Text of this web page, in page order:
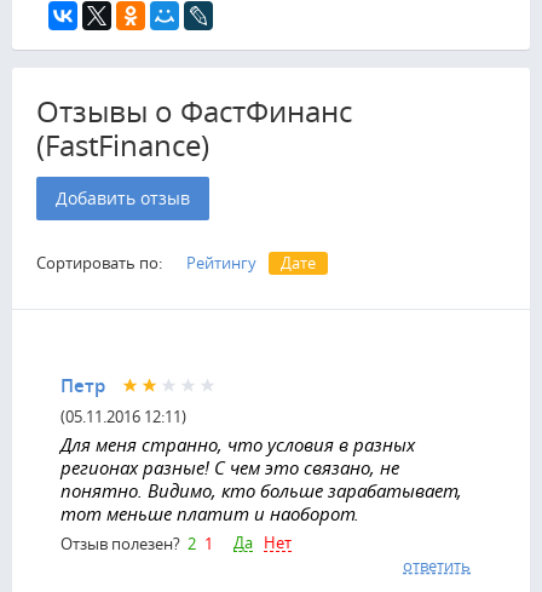
Отзывы о ФастФинанс
(FastFinance)
Добавить отзыв
Сортировать по: Рейтингу Дате
Петр
(05.11.2016 12:11)
Для меня странно, что условия в разных
регионах разные! С чем это связано, не
понятно. Видимо, кто больше зарабатывает,
тот меньше платит и наоборот.
Отзыв полезен? 2 1 Да Нет
ответить